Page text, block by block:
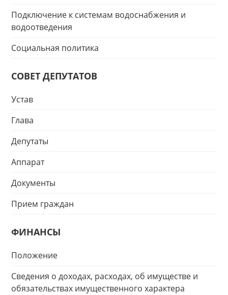
Подключение к системам водоснабжения и
водоотведения
Социальная политика
СОВЕТ ДЕПУТАТОВ
Устав
Глава
Депутаты
Аппарат
Документы
Прием граждан
ФИНАНСЫ
Положение
Сведения о доходах, расходах, об имуществе и
обязательствах имущественного характера